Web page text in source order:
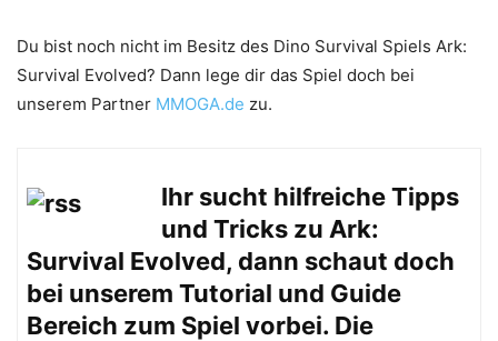
Du bist noch nicht im Besitz des Dino Survival Spiels Ark:
Survival Evolved? Dann lege dir das Spiel doch bei
unserem Partner MMOGA.de zu.
Ihr sucht hilfreiche Tipps
und Tricks zu Ark:
Survival Evolved, dann schaut doch
bei unserem Tutorial und Guide
Bereich zum Spiel vorbei. Die